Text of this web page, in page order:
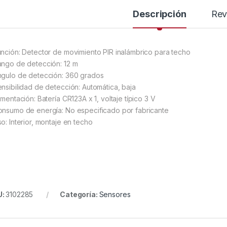
Descripción
Detector de movimiento PIR inalámbrico para techo
de detección: 12 m
de detección: 360 grados
de detección: Automática, baja
Batería CR123A x 1, voltaje típico 3 V
de energía: No especificado por fabricante
Interior, montaje en techo
3102285 Categoría: Sensores